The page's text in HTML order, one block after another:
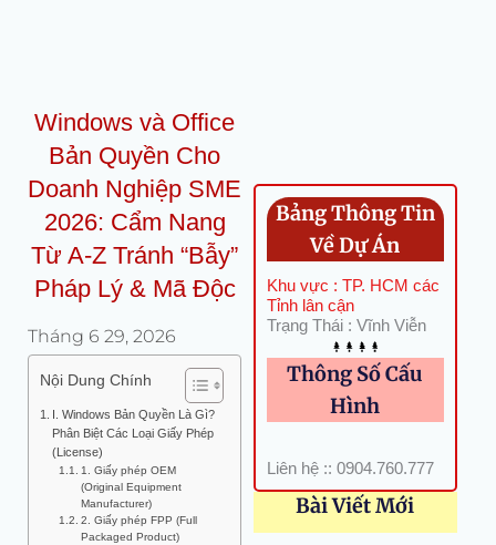
Windows và Office
Bản Quyền Cho
Doanh Nghiệp SME
2026: Cẩm Nang
Từ A-Z Tránh “Bẫy”
Pháp Lý & Mã Độc
Tháng 6 29, 2026
Nội Dung Chính
I. Windows Bản Quyền Là Gì?
Phân Biệt Các Loại Giấy Phép
(License)
1. Giấy phép OEM
(Original Equipment
Manufacturer)
2. Giấy phép FPP (Full
Packaged Product)
Bảng Thông Tin
Về Dự Án
Khu vực : TP. HCM các
Tỉnh lân cận
Trạng Thái : Vĩnh Viễn
Thông Số Cấu
Hình
Liên hệ :: 0904.760.777
Bài Viết Mới